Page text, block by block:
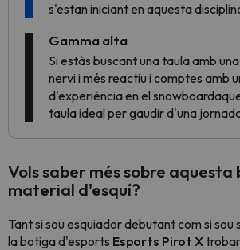
s'estan iniciant en aquesta
Gamma alta
Si estàs buscant una taula amb
nervi i més reactiu i comptes amb
d'experiència en el
taula ideal per gaudir d'una
Vols saber més sobre
material d'esquí?
Tant si sou esquiador debutant com si
la botiga d'esports Esports Pirot X